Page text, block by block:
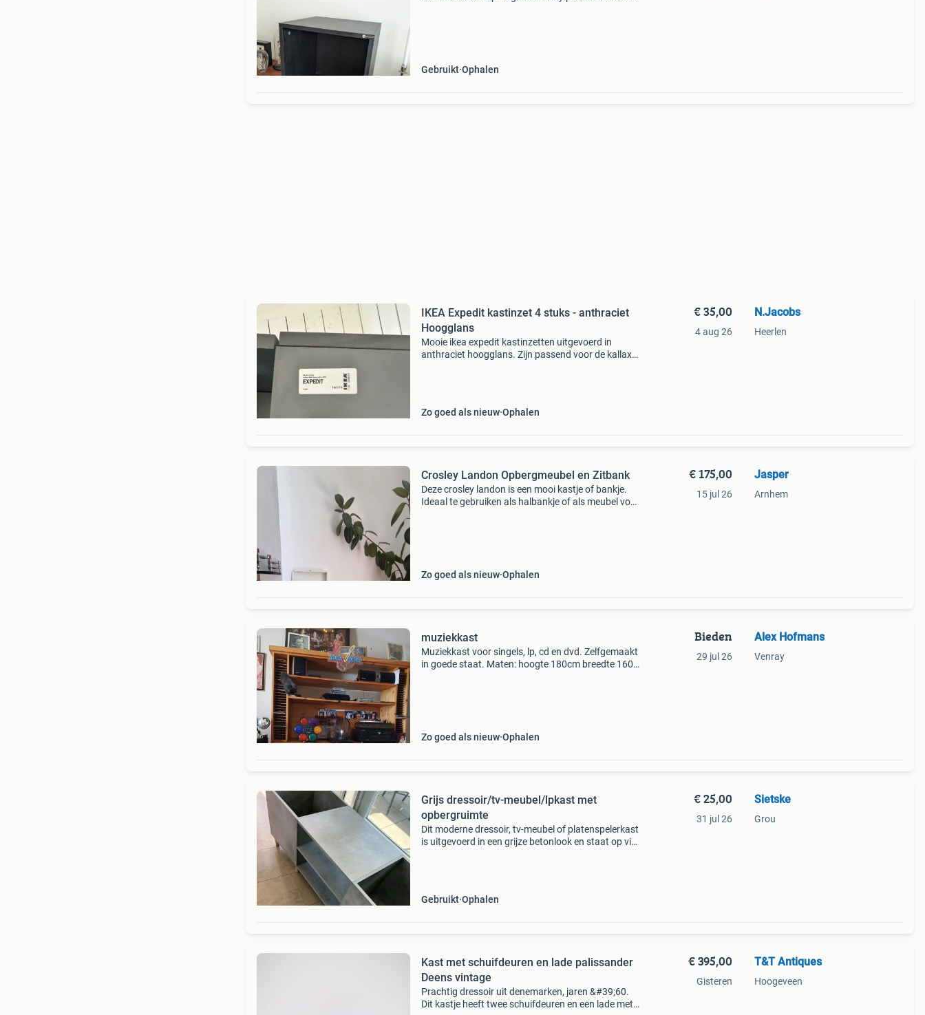
Gebruikt Ophalen
IKEA Expedit kastinzet 4 stuks - anthraciet
Hoogglans
Mooie ikea expedit kastinzetten uitgevoerd in
anthraciet hoogglans. Zijn passend voor de kallax
Zo goed als nieuw Ophalen
€ 35,00
4 aug 26
N.Jacobs
Heerlen
Crosley Landon Opbergmeubel en Zitbank
Deze crosley landon is een mooi kastje of bankje.
Ideaal te gebruiken als halbankje of als meubel voor
Zo goed als nieuw Ophalen
€ 175,00
15 jul 26
Jasper
Arnhem
muziekkast
Muziekkast voor singels, lp, cd en dvd. Zelfgemaakt
in goede staat. Maten: hoogte 180cm breedte 160
Zo goed als nieuw Ophalen
Bieden
29 jul 26
Alex Hofmans
Venray
Grijs dressoir/tv-meubel/lpkast met
opbergruimte
Dit moderne dressoir, tv-meubel of platenspelerkast
is uitgevoerd in een grijze betonlook en staat op vier
Gebruikt Ophalen
€ 25,00
31 jul 26
Sietske
Grou
Kast met schuifdeuren en lade palissander
Deens vintage
Prachtig dressoir uit denemarken, jaren &#39;60.
Dit kastje heeft twee schuifdeuren en een lade met
€ 395,00
Gisteren
T&T Antiques
Hoogeveen